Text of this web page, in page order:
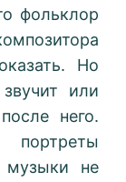
фольклор
Но
или
него.
музыки не